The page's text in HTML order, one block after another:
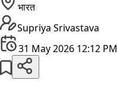
भारत
Supriya Srivastava
31 May 2026 12:12 PM